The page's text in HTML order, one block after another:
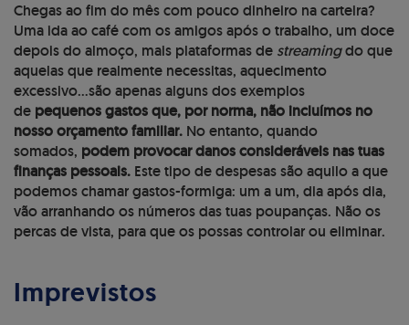
Chegas ao fim do mês com pouco dinheiro na carteira?
Uma ida ao café com os amigos após o trabalho, um doce
depois do almoço, mais plataformas de streamingdo que
aquelas que realmente necessitas, aquecimento
excessivo…são apenas alguns dos exemplos
de pequenos gastos que, por norma, não incluímos no
nosso orçamento familiar. No entanto, quando
somados, podem provocar danos consideráveis nas tuas
finanças pessoais. Este tipo de despesas são aquilo a que
podemos chamar gastos-formiga: um a um, dia após dia,
vão arranhando os números das tuas poupanças. Não os
percas de vista, para que os possas controlar ou eliminar.
Imprevistos